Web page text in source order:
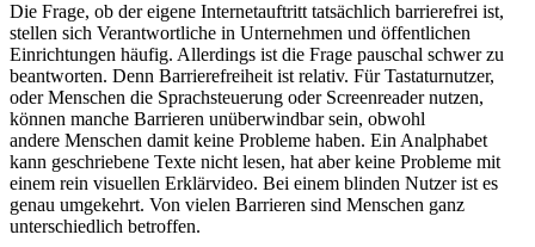
Die Frage, ob der eigene Internetauftritt tatsächlich barrierefrei ist,
stellen sich Verantwortliche in Unternehmen und öffentlichen
Einrichtungen häufig. Allerdings ist die Frage pauschal schwer zu
beantworten. Denn Barrierefreiheit ist relativ. Für Tastaturnutzer,
oder Menschen die Sprachsteuerung oder Screenreader nutzen,
können manche Barrieren unüberwindbar sein, obwohl
andere Menschen damit keine Probleme haben. Ein Analphabet
kann geschriebene Texte nicht lesen, hat aber keine Probleme mit
einem rein visuellen Erklärvideo. Bei einem blinden Nutzer ist es
genau umgekehrt. Von vielen Barrieren sind Menschen ganz
unterschiedlich betroffen.